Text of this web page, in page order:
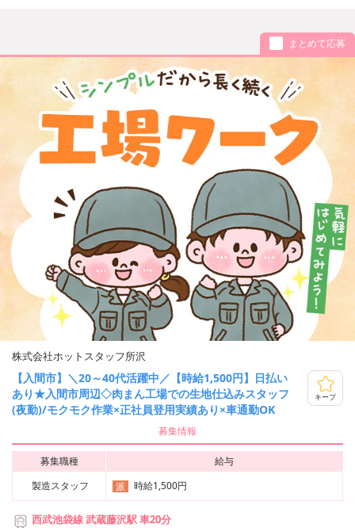
まとめて応募
株式会社ホットスタッフ所沢
【入間市】＼20～40代活躍中／【時給1,500円】日払い
あり★入間市周辺◇肉まん工場での生地仕込みスタッフ
(夜勤)/モクモク作業×正社員登用実績あり×車通勤OK
キープ
募集情報
募集職種
給与
製造スタッフ
派 時給1,500円
西武池袋線 武蔵藤沢駅 車20分